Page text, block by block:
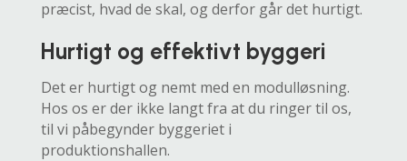
præcist, hvad de skal, og derfor går det hurtigt.
Hurtigt og effektivt byggeri
Det er hurtigt og nemt med en modulløsning.
Hos os er der ikke langt fra at du ringer til os,
til vi påbegynder byggeriet i
produktionshallen.